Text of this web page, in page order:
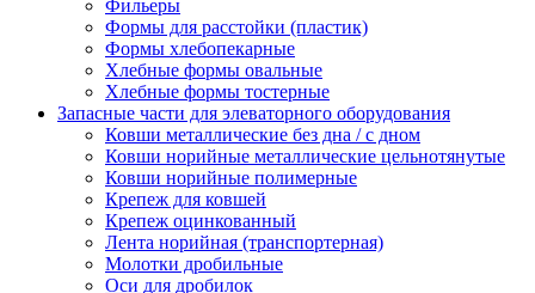
Фильеры
Формы для расстойки (пластик)
Формы хлебопекарные
Хлебные формы овальные
Хлебные формы тостерные
Запасные части для элеваторного оборудования
Ковши металлические без дна / с дном
Ковши норийные металлические цельнотянутые
Ковши норийные полимерные
Крепеж для ковшей
Крепеж оцинкованный
Лента норийная (транспортерная)
Молотки дробильные
Оси для дробилок